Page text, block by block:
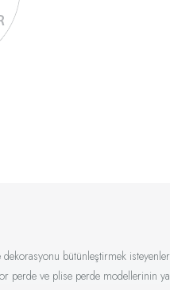
dekorasyonu bütünleştirmek
perde ve plise perde modellerinin